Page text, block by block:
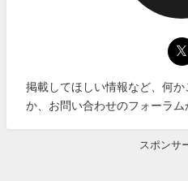
掲載してほしい情報など、何
か、お問い合わせのフォーラム
スポンサ